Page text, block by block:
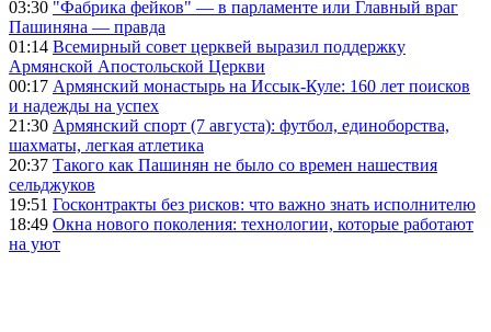
03:30 "Фабрика фейков" — в парламенте или Главный враг
Пашиняна — правда
01:14 Всемирный совет церквей выразил поддержку
Армянской Апостольской Церкви
00:17 Армянский монастырь на Иссык-Куле: 160 лет поисков
и надежды на успех
21:30 Армянский спорт (7 августа): футбол, единоборства,
шахматы, легкая атлетика
20:37 Такого как Пашинян не было со времен нашествия
сельджуков
19:51 Госконтракты без рисков: что важно знать исполнителю
18:49 Окна нового поколения: технологии, которые работают
на уют